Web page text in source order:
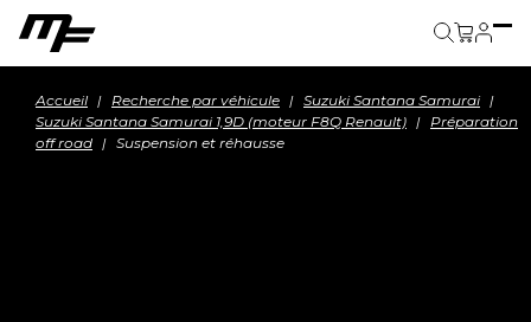
Accueil Recherche par véhicule
Suzuki Santana Samurai
Suzuki Santana Samurai 1,9D (moteur F8Q Renault)
Préparation
off road
Suspension et réhausse